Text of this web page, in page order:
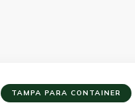
TAMPA PARA CONTAINER